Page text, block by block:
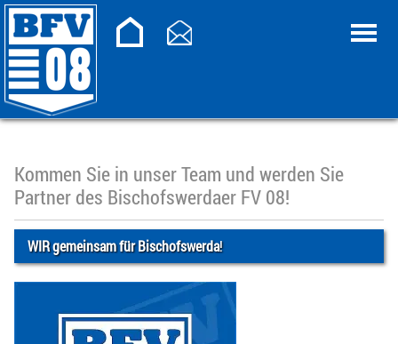
Kommen Sie in unser Team und werden Sie
Partner des Bischofswerdaer FV 08!
WIR gemeinsam für Bischofswerda!